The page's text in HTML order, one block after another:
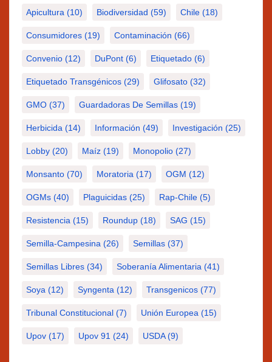
Apicultura (10) Biodiversidad (59) Chile (18)
Consumidores (19) Contaminación (66)
Convenio (12) DuPont (6) Etiquetado (6)
Etiquetado Transgénicos (29) Glifosato (32)
GMO (37) Guardadoras De Semillas (19)
Herbicida (14) Información (49) Investigación (25)
Lobby (20) Maíz (19) Monopolio (27)
Monsanto (70) Moratoria (17) OGM (12)
OGMs (40) Plaguicidas (25) Rap-Chile (5)
Resistencia (15) Roundup (18) SAG (15)
Semilla-Campesina (26) Semillas (37)
Semillas Libres (34) Soberanía Alimentaria (41)
Soya (12) Syngenta (12) Transgenicos (77)
Tribunal Constitucional (7) Unión Europea (15)
Upov (17) Upov 91 (24) USDA(9)